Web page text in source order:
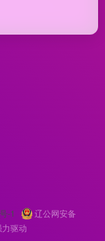
-1
辽公网安备
力驱动